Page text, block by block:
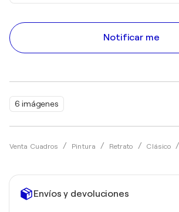
6 imágenes
Venta Cuadros Pintura Retrato Clásico
Notificar me
Envíos y devoluciones